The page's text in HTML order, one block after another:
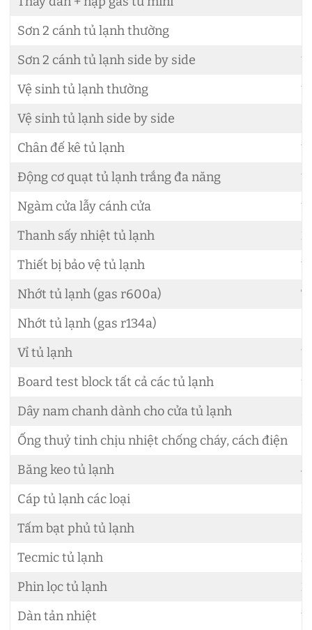
Sơn 2 cánh tủ lạnh thường
Sơn 2 cánh tủ lạnh side by side
Vệ sinh tủ lạnh thường
Vệ sinh tủ lạnh side by side
Chân đế kê tủ lạnh
Động cơ quạt tủ lạnh trắng đa năng
Ngàm cửa lẫy cánh cửa
Thanh sấy nhiệt tủ lạnh
Thiết bị bảo vệ tủ lạnh
Nhớt tủ lạnh (gas r600a)
Nhớt tủ lạnh (gas r134a)
Vỉ tủ lạnh
Board test block tất cả các tủ lạnh
Dây nam chanh dành cho cửa tủ lạnh
Ống thuỷ tinh chịu nhiệt chống cháy, cách điện
Băng keo tủ lạnh
Cáp tủ lạnh các loại
Tấm bạt phủ tủ lạnh
Tecmic tủ lạnh
Phin lọc tủ lạnh
Dàn tản nhiệt